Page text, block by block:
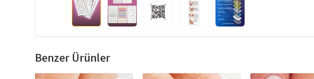
Benzer Ürünler